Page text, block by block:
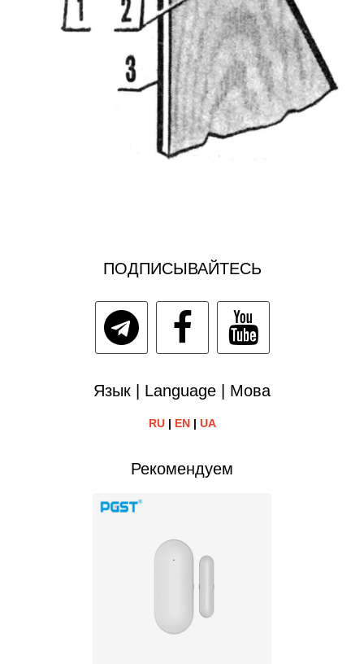
ПОДПИСЫВАЙТЕСЬ
Язык | Language | Мова
RU| EN| UA
Рекомендуем